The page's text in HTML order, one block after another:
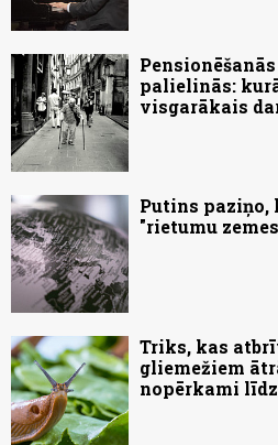
palielinās:
visgarākais
Putins paziņo,
"rietumu
Triks, kas
gliemežiem
nopērkami